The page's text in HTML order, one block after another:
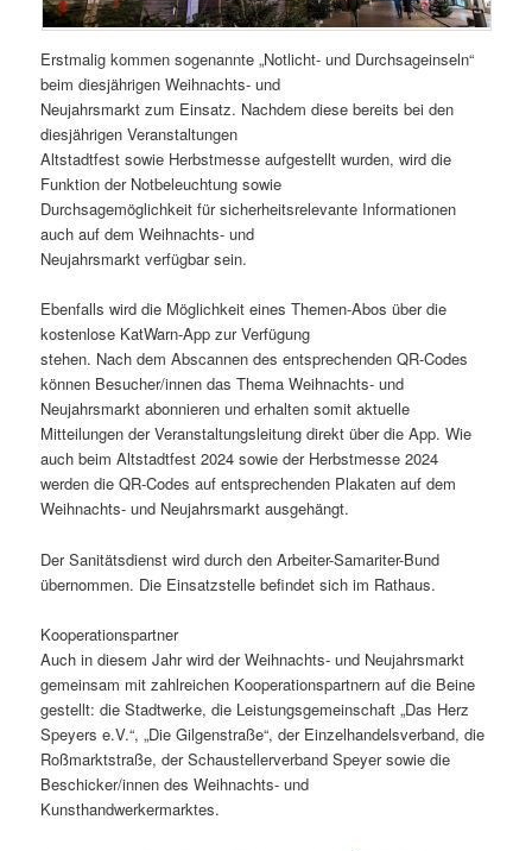
Erstmalig kommen sogenannte „Notlicht- und Durchsageinseln“
beim diesjährigen Weihnachts- und
Neujahrsmarkt zum Einsatz. Nachdem diese bereits bei den
diesjährigen Veranstaltungen
Altstadtfest sowie Herbstmesse aufgestellt wurden, wird die
Funktion der Notbeleuchtung sowie
Durchsagemöglichkeit für sicherheitsrelevante Informationen
auch auf dem Weihnachts- und
Neujahrsmarkt verfügbar sein.
Ebenfalls wird die Möglichkeit eines Themen-Abos über die
kostenlose KatWarn-App zur Verfügung
stehen. Nach dem Abscannen des entsprechenden QR-Codes
können Besucher/innen das Thema Weihnachts- und
Neujahrsmarkt abonnieren und erhalten somit aktuelle
Mitteilungen der Veranstaltungsleitung direkt über die App. Wie
auch beim Altstadtfest 2024 sowie der Herbstmesse 2024
werden die QR-Codes auf entsprechenden Plakaten auf dem
Weihnachts- und Neujahrsmarkt ausgehängt.
Der Sanitätsdienst wird durch den Arbeiter-Samariter-Bund
übernommen. Die Einsatzstelle befindet sich im Rathaus.
Kooperationspartner
Auch in diesem Jahr wird der Weihnachts- und Neujahrsmarkt
gemeinsam mit zahlreichen Kooperationspartnern auf die Beine
gestellt: die Stadtwerke, die Leistungsgemeinschaft „Das Herz
Speyers e.V.“, „Die Gilgenstraße“, der Einzelhandelsverband, die
Roßmarktstraße, der Schaustellerverband Speyer sowie die
Beschicker/innen des Weihnachts- und
Kunsthandwerkermarktes.